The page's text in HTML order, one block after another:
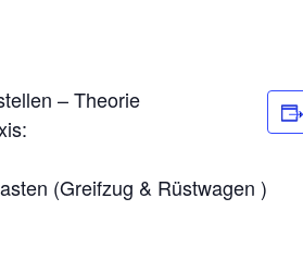
– Theorie
(Greifzug & Rüstwagen )